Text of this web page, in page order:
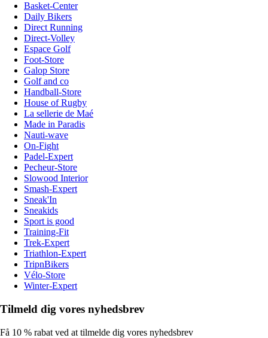
Basket-Center
Daily Bikers
Direct Running
Direct-Volley
Espace Golf
Foot-Store
Galop Store
Golf and co
Handball-Store
House of Rugby
La sellerie de Maé
Made in Paradis
Nauti-wave
On-Fight
Padel-Expert
Pecheur-Store
Slowood Interior
Smash-Expert
Sneak'In
Sneakids
Sport is good
Training-Fit
Trek-Expert
Triathlon-Expert
TripnBikers
Vélo-Store
Winter-Expert
Tilmeld dig vores nyhedsbrev
Få 10 % rabat ved at tilmelde dig vores nyhedsbrev